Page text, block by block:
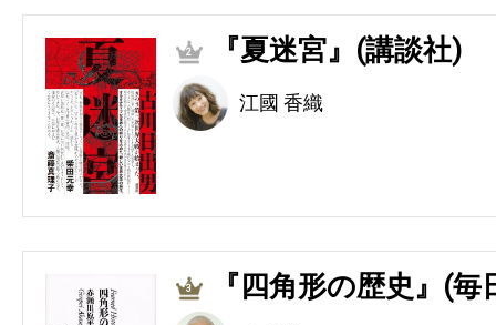
2 『夏迷宮』(講談社)
江國 香織
3 『四角形の歴史』(毎